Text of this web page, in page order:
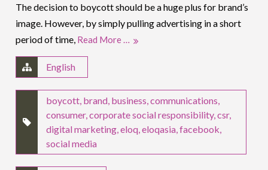
The decision to boycott should be a huge plus for brand’s
image. However, by simply pulling advertising in a short
period of time, Read More …
English
boycott brand business ,communications
consumer,corporate social responsibility,csr,
digital marketing ,eloq ,eloqasia ,facebook
social media